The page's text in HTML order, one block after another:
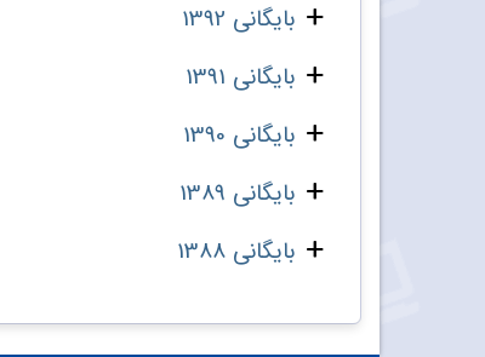
بایگانی 1392
بایگانی 1391
بایگانی 1390
بایگانی 1389
بایگانی 1388